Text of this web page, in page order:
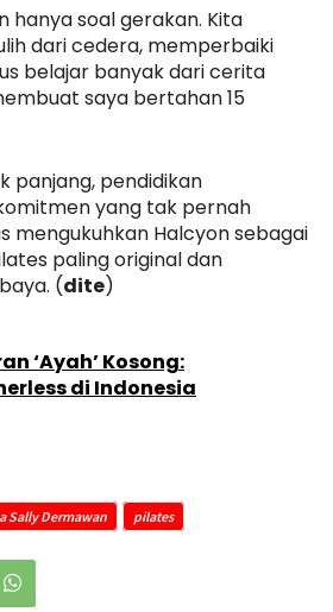
hanya soal gerakan. Kita
dari cedera, memperbaiki
belajar banyak dari cerita
saya bertahan 15
panjang, pendidikan
yang tak pernah
mengukuhkan Halcyon sebagai
paling original dan
(dite)
‘Ayah’ Kosong:
di Indonesia
Sally Dermawan pilates